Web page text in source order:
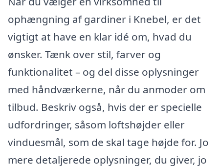
ophængning af gardiner i Knebel, er det
vigtigt at have en klar idé om, hvad du
ønsker. Tænk over stil, farver og
funktionalitet – og del disse oplysninger
med håndværkerne, når du anmoder om
tilbud. Beskriv også, hvis der er specielle
udfordringer, såsom loftshøjder eller
vinduesmål, som de skal tage højde for. Jo
mere detaljerede oplysninger, du giver, jo